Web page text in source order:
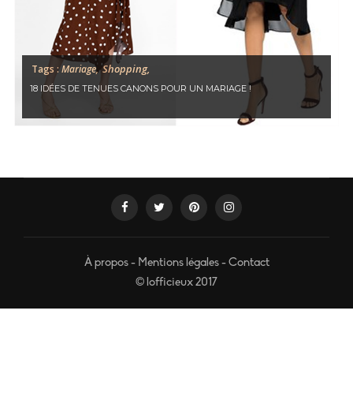
Tags :Mariage, Shopping,
18 IDÉES DE TENUES CANONS POUR UN MARIAGE !
À propos- Mentions légales- Contact
© lofficieux 2017